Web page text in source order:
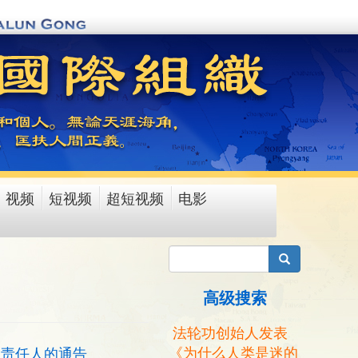
视频 短视频 超短视频 电影
任人的通告
搜索
高级搜索
法轮功创始人发表
《为什么人类是迷的